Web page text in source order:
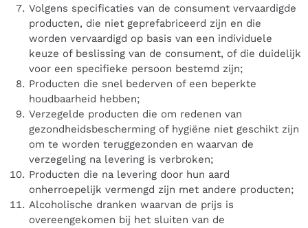
Volgens specificaties van de consument vervaardigde
producten, die niet geprefabriceerd zijn en die
worden vervaardigd op basis van een individuele
keuze of beslissing van de consument, of die duidelijk
voor een specifieke persoon bestemd zijn;
Producten die snel bederven of een beperkte
houdbaarheid hebben;
Verzegelde producten die om redenen van
gezondheidsbescherming of hygiëne niet geschikt zijn
om te worden teruggezonden en waarvan de
verzegeling na levering is verbroken;
Producten die na levering door hun aard
onherroepelijk vermengd zijn met andere producten;
Alcoholische dranken waarvan de prijs is
overeengekomen bij het sluiten van de